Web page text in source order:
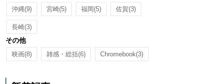
沖縄(9) 宮崎(5) 福岡(5) 佐賀(3)
長崎(3)
その他
映画(8) 雑感・総括(6) Chromebook(3)